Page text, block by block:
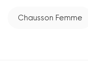
Chausson Femme